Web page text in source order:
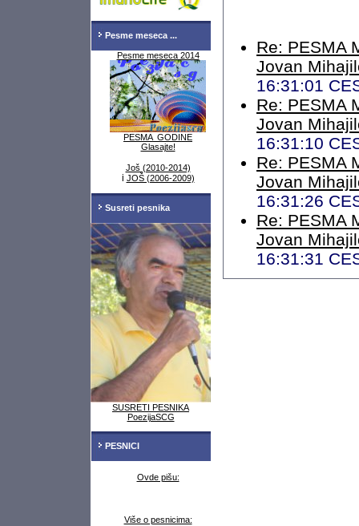
Pesme meseca ...
Pesme meseca 2014
PESMA GODINE
Glasajte!
Još (2010-2014)
i JOŠ (2006-2009)
Susreti pesnika
SUSRETI PESNIKA
PoezijaSCG
PESNICI
Ovde pišu:
Više o pesnicima:
Re: PESMA
Jovan
16:31:01
Re: PESMA
Jovan
16:31:10
Re: PESMA
Jovan
16:31:26
Re: PESMA
Jovan
16:31:31